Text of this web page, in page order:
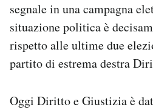
segnale in una campagna
situazione politica è
rispetto alle ultime due
partito di estrema destra
Oggi Diritto e Giustizia è